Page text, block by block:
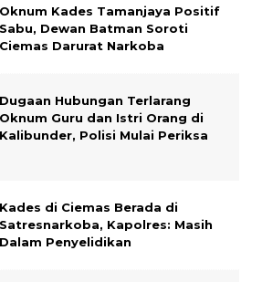
Oknum Kades Tamanjaya Positif
Sabu, Dewan Batman Soroti
Ciemas Darurat Narkoba
Dugaan Hubungan Terlarang
Oknum Guru dan Istri Orang di
Kalibunder, Polisi Mulai Periksa
Kades di Ciemas Berada di
Satresnarkoba, Kapolres: Masih
Dalam Penyelidikan